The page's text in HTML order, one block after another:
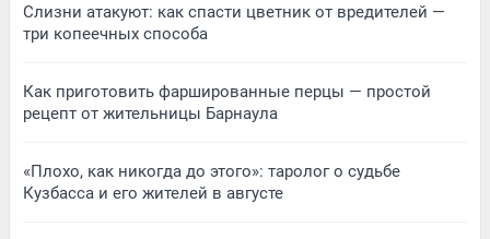
Слизни атакуют: как спасти цветник от вредителей —
три копеечных способа
Как приготовить фаршированные перцы — простой
рецепт от жительницы Барнаула
«Плохо, как никогда до этого»: таролог о судьбе
Кузбасса и его жителей в августе